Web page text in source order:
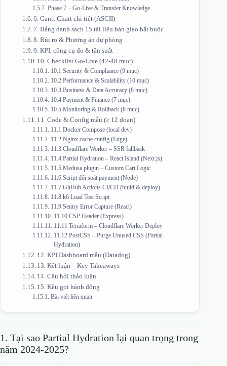
Phase 7 – Go‑Live & Transfer Knowledge
6. Gantt Chart chi tiết (ASCII)
7. Bảng danh sách 15 tài liệu bàn giao bắt buộc
8. Rủi ro & Phương án dự phòng
9. KPI, công cụ đo & tần suất
10. Checklist Go‑Live (42‑48 mục)
10.1 Security & Compliance (9 mục)
10.2 Performance & Scalability (10 mục)
10.3 Business & Data Accuracy (8 mục)
10.4 Payment & Finance (7 mục)
10.5 Monitoring & Rollback (8 mục)
11. Code & Config mẫu (≥ 12 đoạn)
11.1 Docker Compose (local dev)
11.2 Nginx cache config (Edge)
11.3 Cloudflare Worker – SSR fallback
11.4 Partial Hydration – React Island (Next.js)
11.5 Medusa plugin – Custom Cart Logic
11.6 Script đối soát payment (Node)
11.7 GitHub Actions CI/CD (build & deploy)
11.8 k6 Load Test Script
11.9 Sentry Error Capture (React)
11.10 CSP Header (Express)
11.11 Terraform – Cloudflare Worker Deploy
11.12 PostCSS – Purge Unused CSS (Partial
Hydration)
12. KPI Dashboard mẫu (Datadog)
13. Kết luận – Key Takeaways
14. Câu hỏi thảo luận
15. Kêu gọi hành động
Bài viết liên quan
1. Tại sao Partial Hydration lại quan trọng trong
năm 2024‑2025?